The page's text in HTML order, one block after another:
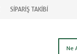
SİPARİŞ TAKİBİ